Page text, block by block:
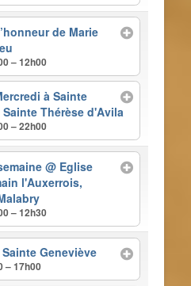
de Marie
– 12h00
à Sainte
Sainte Thérèse d'Avila
– 22h00
@ Eglise
l'Auxerrois,
– 12h30
Geneviève
– 17h00